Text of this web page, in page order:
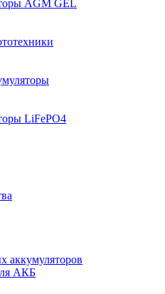
AGM GEL
LiFePO4
аккумуляторов
АКБ